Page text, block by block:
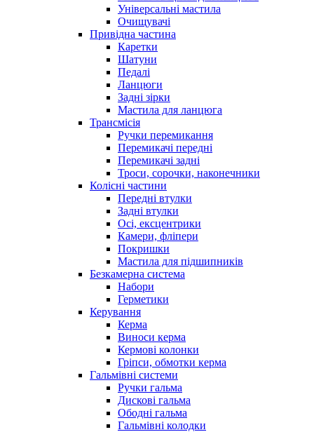
Універсальні мастила
Очищувачі
Привідна частина
Каретки
Шатуни
Педалі
Ланцюги
Задні зірки
Мастила для ланцюга
Трансмісія
Ручки перемикання
Перемикачі передні
Перемикачі задні
Троси, сорочки, наконечники
Колісні частини
Передні втулки
Задні втулки
Осі, ексцентрики
Камери, фліпери
Покришки
Мастила для підшипників
Безкамерна система
Набори
Герметики
Керування
Керма
Виноси керма
Кермові колонки
Гріпси, обмотки керма
Гальмівні системи
Ручки гальма
Дискові гальма
Ободні гальма
Гальмівні колодки